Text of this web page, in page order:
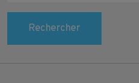
Rechercher